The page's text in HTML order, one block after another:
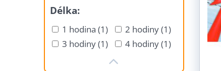
Délka:
1 hodina (1)
2 hodiny (1)
3 hodiny (1)
4 hodiny (1)